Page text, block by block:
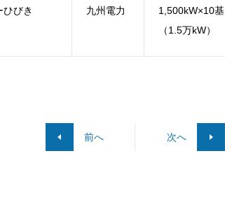
びき 九州電力
1,500kW×10基
（1.5万kW）
前へ 次へ